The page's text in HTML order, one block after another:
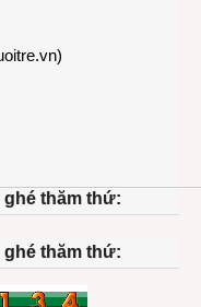
)
thăm thứ:
thăm thứ: